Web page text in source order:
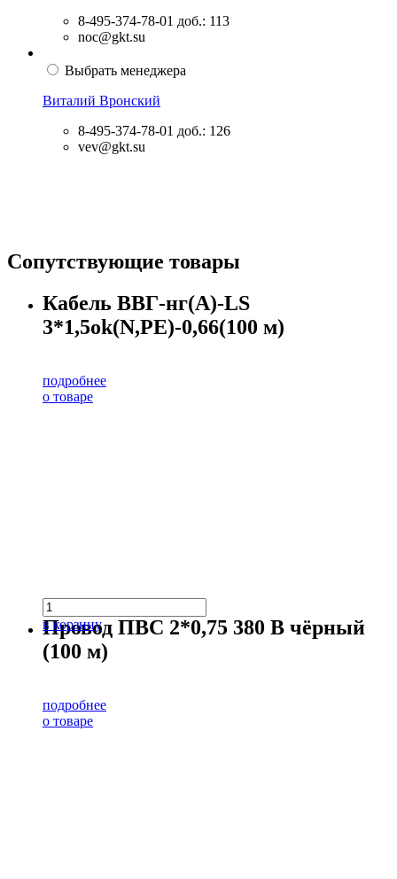
8-495-374-78-01 доб.: 113
noc@gkt.su
Выбрать менеджера
Виталий Вронский
8-495-374-78-01 доб.: 126
vev@gkt.su
Сопутствующие товары
Кабель ВВГ-нг(А)-LS
3*1,5ok(N,PE)-0,66(100 м)
подробнее
о товаре
в корзину
Провод ПВС 2*0,75 380 В чёрный
(100 м)
подробнее
о товаре